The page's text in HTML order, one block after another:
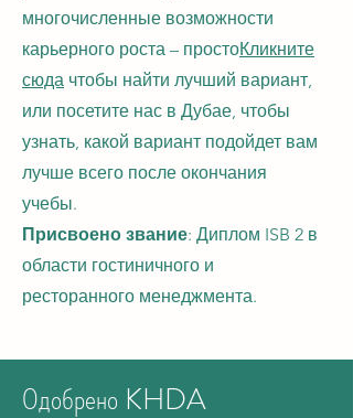
многочисленные возможности
карьерного роста – простоКликните
сюда чтобы найти лучший вариант,
или посетите нас в Дубае, чтобы
узнать, какой вариант подойдет вам
лучше всего после окончания
учебы.
Присвоено звание: Диплом ISB 2 в
области гостиничного и
ресторанного менеджмента.
Одобрено KHDA